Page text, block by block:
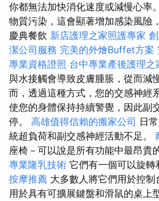
你都無法加快消化速度或減慢心率
物質污染，這會顯著增加感染風險
慶典餐飲 新店護理之家照護專家
潔公司服務 完美的外燴Buffet方案
專業資格證照 台中專業產後護理之
與水接觸會導致皮膚腫脹，從而減
而，透過這種方式，您的交感神經
使您的身體保持持續警覺，因此副
停。 高雄值得信賴的搬家公司 日
統超負荷和副交感神經活動不足。
座椅－可以說是所有功能中最昂貴
專業隆乳技術 它們有一個可以旋轉
按摩推薦 大多數人將它們用於控
用於具有可擴展鍵盤和滑鼠的桌上